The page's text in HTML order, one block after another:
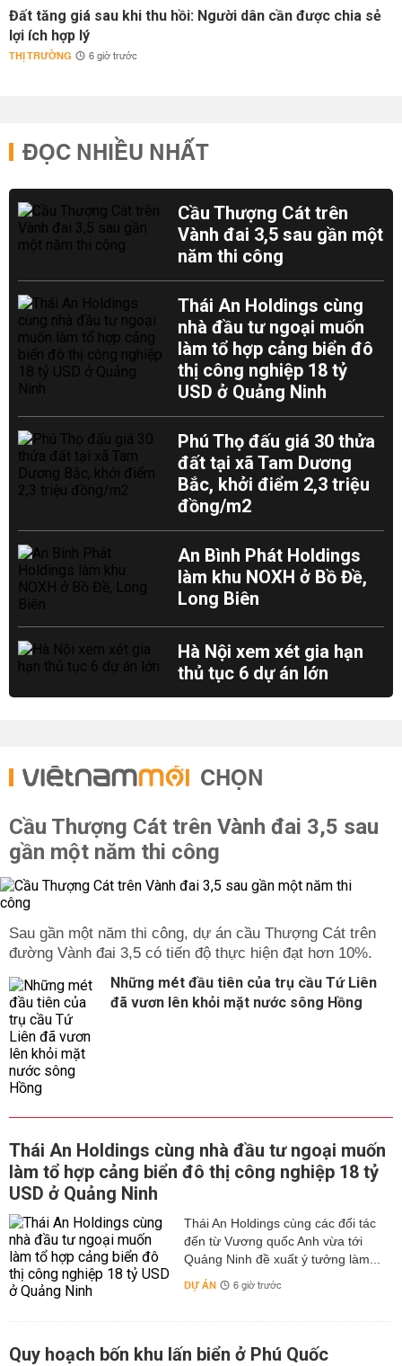
Đất tăng giá sau khi thu hồi: Người dân cần được chia sẻ
lợi ích hợp lý
THỊ TRƯỜNG 6 giờ trước
ĐỌC NHIỀU NHẤT
Cầu Thượng Cát trên
Vành đai 3,5 sau gần một
năm thi công
Thái An Holdings cùng
nhà đầu tư ngoại muốn
làm tổ hợp cảng biển đô
thị công nghiệp 18 tỷ
USD ở Quảng Ninh
Phú Thọ đấu giá 30 thửa
đất tại xã Tam Dương
Bắc, khởi điểm 2,3 triệu
đồng/m2
An Bình Phát Holdings
làm khu NOXH ở Bồ Đề,
Long Biên
Hà Nội xem xét gia hạn
thủ tục 6 dự án lớn
CHỌN
Cầu Thượng Cát trên Vành đai 3,5 sau
gần một năm thi công
Sau gần một năm thi công, dự án cầu Thượng Cát trên
đường Vành đai 3,5 có tiến độ thực hiện đạt hơn 10%.
Những mét đầu tiên của trụ cầu Tứ Liên
đã vươn lên khỏi mặt nước sông Hồng
Thái An Holdings cùng nhà đầu tư ngoại muốn
làm tổ hợp cảng biển đô thị công nghiệp 18 tỷ
USD ở Quảng Ninh
Thái An Holdings cùng các đối tác
đến từ Vương quốc Anh vừa tới
Quảng Ninh đề xuất ý tưởng làm...
DỰ ÁN 6 giờ trước
Quy hoạch bốn khu lấn biển ở Phú Quốc